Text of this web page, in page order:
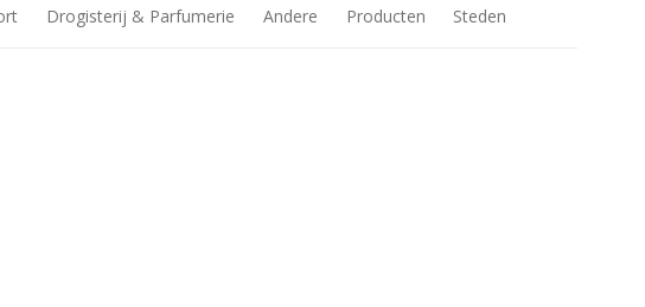
Drogisterij & Parfumerie Andere Producten Steden